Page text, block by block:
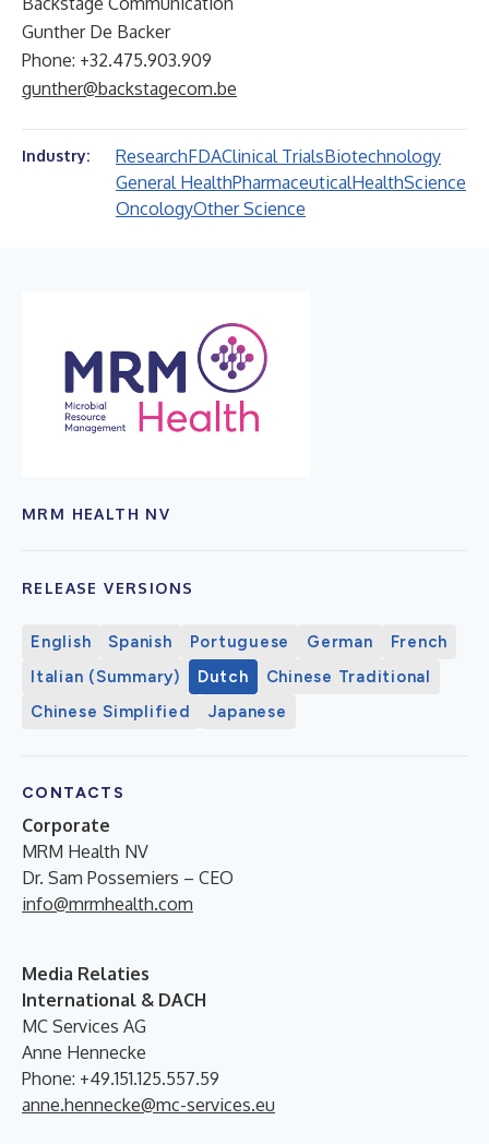
Gunther De Backer
Phone: +32.475.903.909
gunther@backstagecom.be
Industry: ResearchFDAClinical TrialsBiotechnology
General HealthPharmaceuticalHealthScience
OncologyOther Science
MRM HEALTH NV
RELEASE VERSIONS
English Spanish Portuguese German
French
Italian (Summary)
Dutch
Chinese Traditional
Chinese Simplified
Japanese
CONTACTS
Corporate
MRM Health NV
Dr. Sam Possemiers – CEO
info@mrmhealth.com
Media Relaties
International & DACH
MC Services AG
Anne Hennecke
Phone: +49.151.125.557.59
anne.hennecke@mc-services.eu